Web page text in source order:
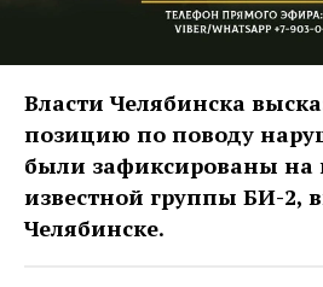
Власти Челябинска
позицию по поводу
были зафиксированы на
известной группы БИ-2,
Челябинске.